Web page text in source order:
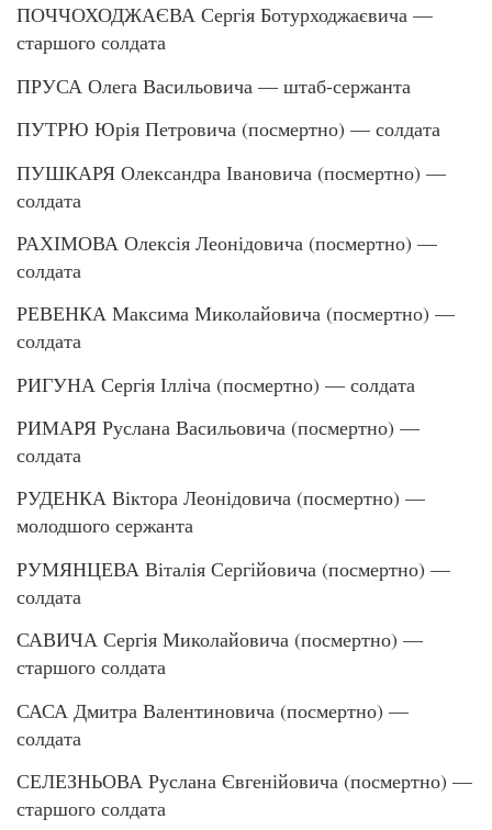
ПОЧЧОХОДЖАЄВА Сергія Ботурходжаєвича —
старшого солдата
ПРУСА Олега Васильовича — штаб-сержанта
ПУТРЮ Юрія Петровича (посмертно) — солдата
ПУШКАРЯ Олександра Івановича (посмертно) —
солдата
РАХІМОВА Олексія Леонідовича (посмертно) —
солдата
РЕВЕНКА Максима Миколайовича (посмертно) —
солдата
РИГУНА Сергія Ілліча (посмертно) — солдата
РИМАРЯ Руслана Васильовича (посмертно) —
солдата
РУДЕНКА Віктора Леонідовича (посмертно) —
молодшого сержанта
РУМЯНЦЕВА Віталія Сергійовича (посмертно) —
солдата
САВИЧА Сергія Миколайовича (посмертно) —
старшого солдата
САСА Дмитра Валентиновича (посмертно) —
солдата
СЕЛЕЗНЬОВА Руслана Євгенійовича (посмертно) —
старшого солдата